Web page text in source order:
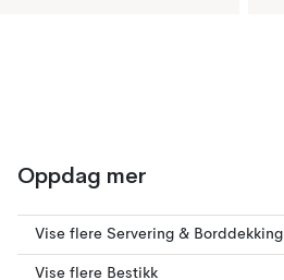
Oppdag mer
Vise flere Servering & Borddekking
Vise flere Bestikk